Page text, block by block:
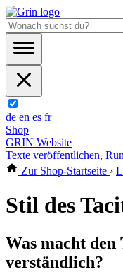
de en es fr
Shop
GRIN Website
Texte veröffentlichen,
Zur Shop-Startseite ›
Stil des
Was macht den
verständlich?